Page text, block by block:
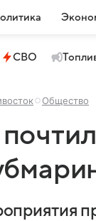
СВО
Общество